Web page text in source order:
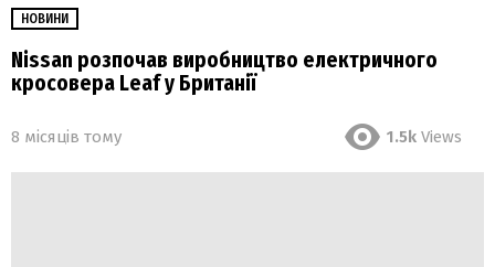
НОВИНИ
Nissan розпочав виробництво електричного
кросовера Leaf у Британії
8 місяців тому 1.5k Views